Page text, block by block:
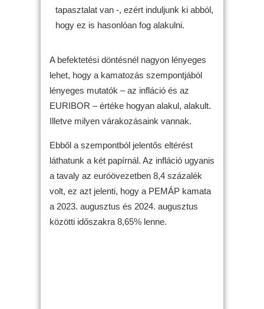
tapasztalat van -, ezért induljunk ki abból,
hogy ez is hasonlóan fog alakulni.
A befektetési döntésnél nagyon lényeges
lehet, hogy a kamatozás szempontjából
lényeges mutatók – az infláció és az
EURIBOR – értéke hogyan alakul, alakult.
Illetve milyen várakozásaink vannak.
Ebből a szempontból jelentős eltérést
láthatunk a két papírnál. Az infláció ugyanis
a tavaly az euróövezetben 8,4 százalék
volt, ez azt jelenti, hogy a PEMÁP kamata
a 2023. augusztus és 2024. augusztus
közötti időszakra 8,65% lenne.